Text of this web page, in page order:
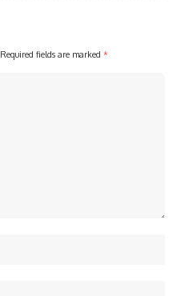
Required fields are marked *